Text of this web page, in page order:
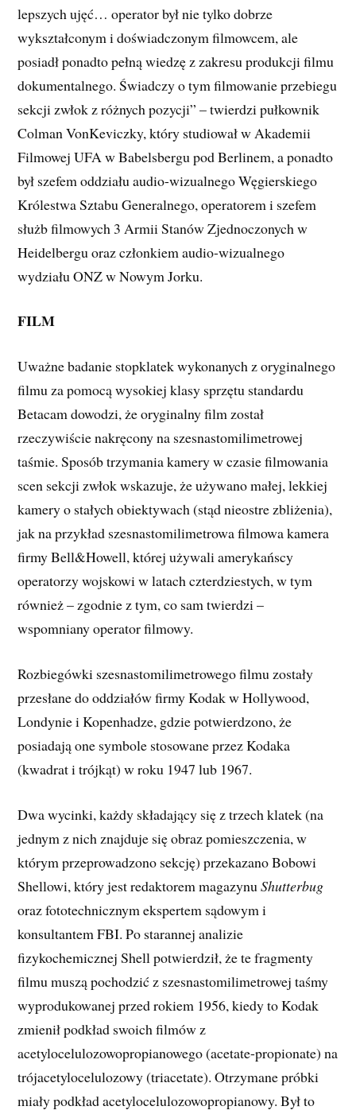
lepszych ujęć… operator był nie tylko dobrze
wykształconym i doświadczonym filmowcem, ale
posiadł ponadto pełną wiedzę z zakresu produkcji filmu
dokumentalnego. Świadczy o tym filmowanie przebiegu
sekcji zwłok z różnych pozycji” – twierdzi pułkownik
Colman VonKeviczky, który studiował w Akademii
Filmowej UFA w Babelsbergu pod Berlinem, a ponadto
był szefem oddziału audio-wizualnego Węgierskiego
Królestwa Sztabu Generalnego, operatorem i szefem
służb filmowych 3 Armii Stanów Zjednoczonych w
Heidelbergu oraz członkiem audio-wizualnego
wydziału ONZ w Nowym Jorku.
FILM
Uważne badanie stopklatek wykonanych z oryginalnego
filmu za pomocą wysokiej klasy sprzętu standardu
Betacam dowodzi, że oryginalny film został
rzeczywiście nakręcony na szesnastomilimetrowej
taśmie. Sposób trzymania kamery w czasie filmowania
scen sekcji zwłok wskazuje, że używano małej, lekkiej
kamery o stałych obiektywach (stąd nieostre zbliżenia),
jak na przykład szesnastomilimetrowa filmowa kamera
firmy Bell&Howell, której używali amerykańscy
operatorzy wojskowi w latach czterdziestych, w tym
również – zgodnie z tym, co sam twierdzi –
wspomniany operator filmowy.
Rozbiegówki szesnastomilimetrowego filmu zostały
przesłane do oddziałów firmy Kodak w Hollywood,
Londynie i Kopenhadze, gdzie potwierdzono, że
posiadają one symbole stosowane przez Kodaka
(kwadrat i trójkąt) w roku 1947 lub 1967.
Dwa wycinki, każdy składający się z trzech klatek (na
jednym z nich znajduje się obraz pomieszczenia, w
którym przeprowadzono sekcję) przekazano Bobowi
Shellowi, który jest redaktorem magazynuShutterbug
oraz fototechnicznym ekspertem sądowym i
konsultantem FBI. Po starannej analizie
fizykochemicznej Shell potwierdził, że te fragmenty
filmu muszą pochodzić z szesnastomilimetrowej taśmy
wyprodukowanej przed rokiem 1956, kiedy to Kodak
zmienił podkład swoich filmów z
acetylocelulozowopropianowego (acetate-propionate) na
trójacetylocelulozowy (triacetate). Otrzymane próbki
miały podkład acetylocelulozowopropianowy. Był to